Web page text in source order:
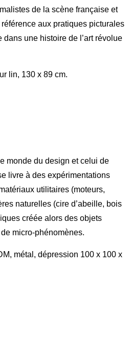
de la scène française et
aux pratiques picturales
une histoire de l’art révolue
lin, 130 x 89 cm.
monde du design et celui de
livre à des expérimentations
utilitaires (moteurs,
naturelles (cire d’abeille, bois
créée alors des objets
micro-phénomènes.
métal, dépression 100 x 100 x